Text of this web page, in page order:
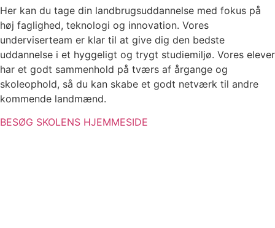
Her kan du tage din landbrugsuddannelse med fokus på
høj faglighed, teknologi og innovation. Vores
underviserteam er klar til at give dig den bedste
uddannelse i et hyggeligt og trygt studiemiljø. Vores elever
har et godt sammenhold på tværs af årgange og
skoleophold, så du kan skabe et godt netværk til andre
kommende landmænd.
BESØG SKOLENS HJEMMESIDE